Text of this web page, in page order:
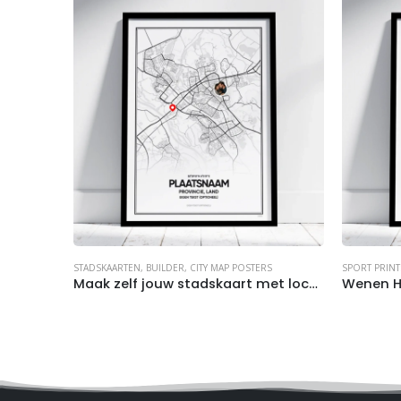
STADSKAARTEN, BUILDER, CITY MAP POSTERS
Maak zelf jouw stadskaart met locatie-pin (optioneel)
SPORT